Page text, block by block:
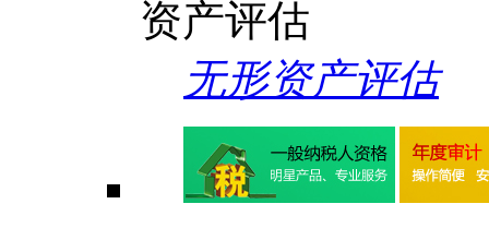
资产评估
无形资产评估